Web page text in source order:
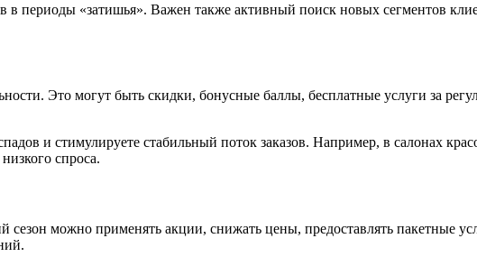
в периоды «затишья». Важен также активный поиск новых сегментов
Это могут быть скидки, бонусные баллы, бесплатные услуги за
и стимулируете стабильный поток заказов. Например, в салонах
спроса.
сезон можно применять акции, снижать цены, предоставлять пакетные